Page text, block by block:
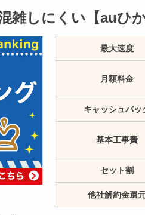
雑しにくい【auひか
最大速度
月額料金
キャッシュバッ
基本工事費
セット割
他社解約金還